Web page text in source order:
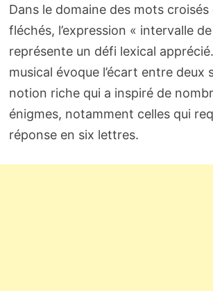
Dans le domaine des mots
fléchés, l’expression « intervalle
représente un défi lexical
musical évoque l’écart entre deux
notion riche qui a inspiré de
énigmes, notamment celles qui
réponse en six lettres.